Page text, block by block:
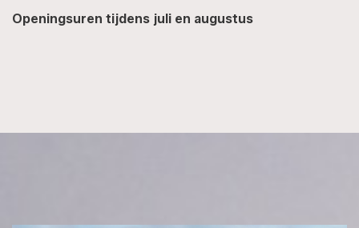
Openingsuren tijdens juli en augustus